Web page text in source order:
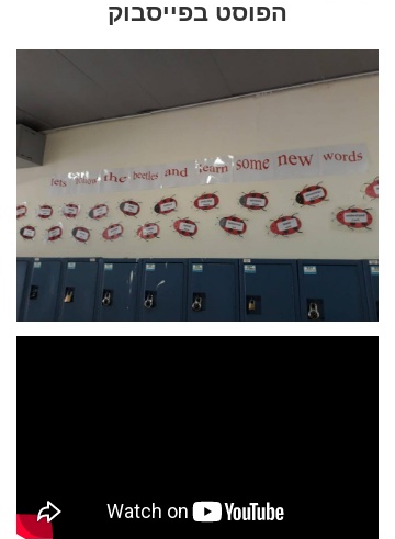
הפוסט בפייסבוק